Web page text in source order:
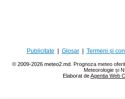
Publicitate Glosar| Termeni și
© 2009-2026 meteo2.md. Prognoza meteo
Meteorologie și
Elaborat deAgentia Web